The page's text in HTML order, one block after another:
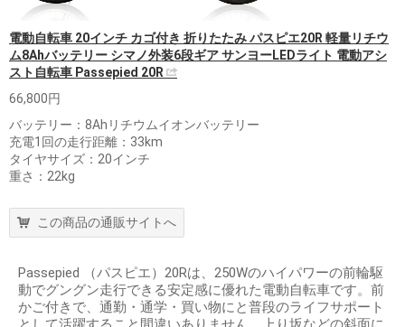
電動自転車 20インチ カゴ付き 折りたたみ パスピエ20R 軽量リチウ
ム8Ahバッテリー シマノ外装6段ギア サンヨーLEDライト 電動アシ
スト自転車 Passepied 20R
66,800円
バッテリー：8Ahリチウムイオンバッテリー
充電1回の走行距離：33km
タイヤサイズ：20インチ
重さ：22kg
この商品の通販サイトへ
Passepied （パスピエ）20Rは、250Wのハイパワーの前輪駆
動でグングン走行できる安定感に優れた電動自転車です。前
かご付きで、通勤・通学・買い物にと普段のライフサポート